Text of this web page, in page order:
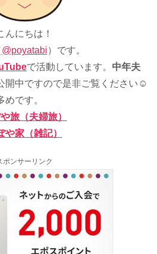
んにちは！
@poyatabi）です。
で活動しています。 中年夫
開中ですので是非ご覧ください☺
です。
や旅（夫婦旅）
や家（雑記）
ポンサーリンク